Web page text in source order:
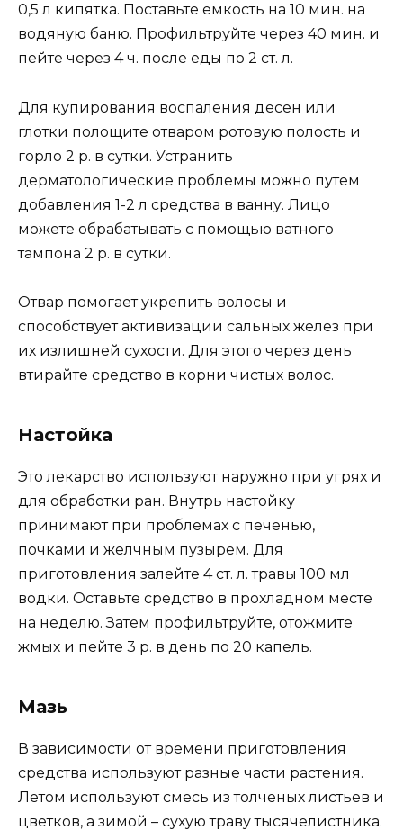
0,5 л кипятка. Поставьте емкость на 10 мин. на
водяную баню. Профильтруйте через 40 мин. и
пейте через 4 ч. после еды по 2 ст. л.
Для купирования воспаления десен или
глотки полощите отваром ротовую полость и
горло 2 р. в сутки. Устранить
дерматологические проблемы можно путем
добавления 1-2 л средства в ванну. Лицо
можете обрабатывать с помощью ватного
тампона 2 р. в сутки.
Отвар помогает укрепить волосы и
способствует активизации сальных желез при
их излишней сухости. Для этого через день
втирайте средство в корни чистых волос.
Настойка
Это лекарство используют наружно при угрях и
для обработки ран. Внутрь настойку
принимают при проблемах с печенью,
почками и желчным пузырем. Для
приготовления залейте 4 ст. л. травы 100 мл
водки. Оставьте средство в прохладном месте
на неделю. Затем профильтруйте, отожмите
жмых и пейте 3 р. в день по 20 капель.
Мазь
В зависимости от времени приготовления
средства используют разные части растения.
Летом используют смесь из толченых листьев и
цветков, а зимой – сухую траву тысячелистника.